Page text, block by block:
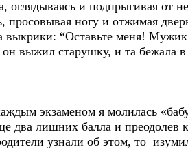
оглядываясь и подпрыгивая от
ногу и отжимая
выкрики: “Оставьте меня!
выжил старушку, и та бежала
экзаменом я молилась
два лишних балла и преодолев
узнали об этом, то